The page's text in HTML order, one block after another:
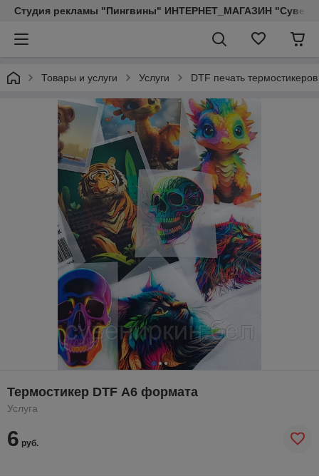
Студия рекламы "Пингвины" ИНТЕРНЕТ_МАГАЗИН
Товары и услуги Услуги DTF печать термостикеров
Термостикер DTF А6 формата
Услуга
6 руб.